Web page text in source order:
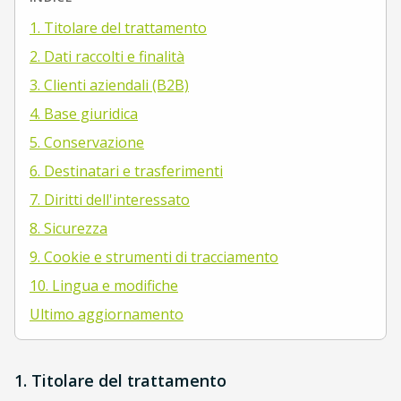
1. Titolare del trattamento
2. Dati raccolti e finalità
3. Clienti aziendali (B2B)
4. Base giuridica
5. Conservazione
6. Destinatari e trasferimenti
7. Diritti dell'interessato
8. Sicurezza
9. Cookie e strumenti di tracciamento
10. Lingua e modifiche
Ultimo aggiornamento
1. Titolare del trattamento